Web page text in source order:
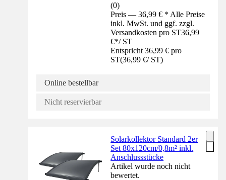
(0)
Preis — 36,99 € * Alle Preise
inkl. MwSt. und ggf. zzgl.
Versandkosten pro ST36,99
€*/ ST
Entspricht 36,99 € pro
ST(36,99 €/ ST)
Online bestellbar
Nicht reservierbar
Solarkollektor Standard 2er
Set 80x120cm/0,8m² inkl.
Anschlussstücke
Artikel wurde noch nicht
bewertet.